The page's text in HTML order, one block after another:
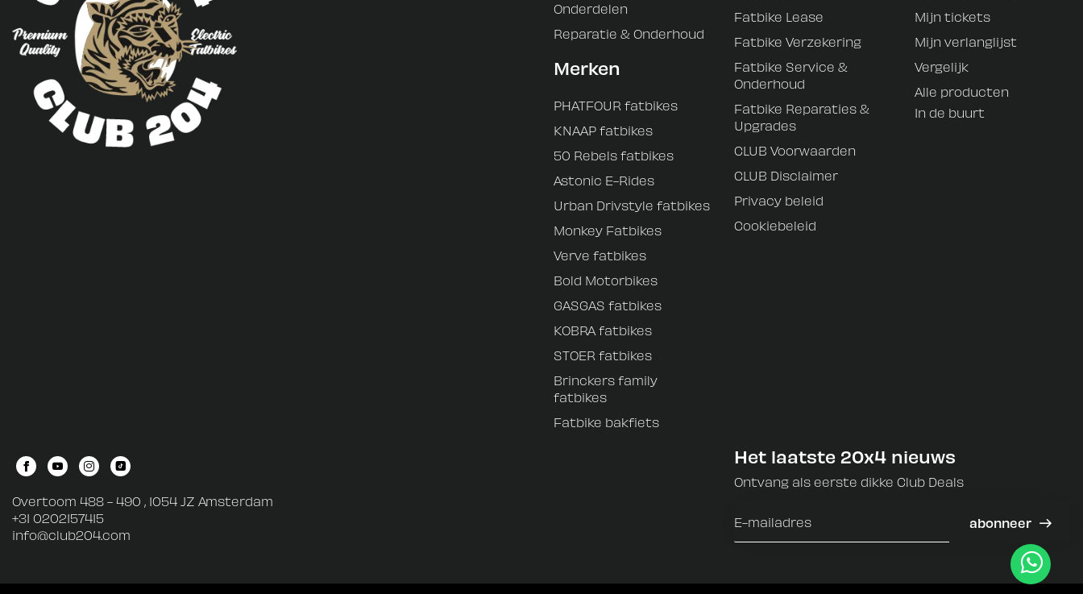
Onderdelen
Reparatie & Onderhoud
Merken
PHATFOUR fatbikes
KNAAP fatbikes
50 Rebels fatbikes
Astonic E-Rides
Urban Drivstyle fatbikes
Monkey Fatbikes
Verve fatbikes
Bold Motorbikes
GASGAS fatbikes
KOBRA fatbikes
STOER fatbikes
Brinckers family
fatbikes
Fatbike bakfiets
Fatbike Lease
Fatbike Verzekering
Fatbike Service &
Onderhoud
Fatbike Reparaties &
Upgrades
CLUB Voorwaarden
CLUB Disclaimer
Privacy beleid
Cookiebeleid
Mijn tickets
Mijn verlanglijst
Vergelijk
Alle producten
In de buurt
Overtoom 488 - 490 , 1054 JZ Amsterdam
+31 0202157415
info@club204.com
Het laatste 20x4 nieuws
Ontvang als eerste dikke Club Deals
abonneer